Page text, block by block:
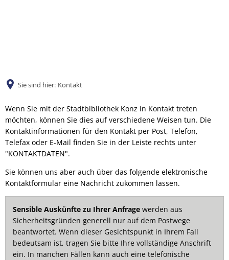
Sie sind hier: Kontakt
Wenn Sie mit der Stadtbibliothek Konz in Kontakt treten
möchten, können Sie dies auf verschiedene Weisen tun. Die
Kontaktinformationen für den Kontakt per Post, Telefon,
Telefax oder E-Mail finden Sie in der Leiste rechts unter
"KONTAKTDATEN".
Sie können uns aber auch über das folgende elektronische
Kontaktformular eine Nachricht zukommen lassen.
Sensible Auskünfte zu Ihrer Anfrage werden aus
Sicherheitsgründen generell nur auf dem Postwege
beantwortet. Wenn dieser Gesichtspunkt in Ihrem Fall
bedeutsam ist, tragen Sie bitte Ihre vollständige Anschrift
ein. In manchen Fällen kann auch eine telefonische